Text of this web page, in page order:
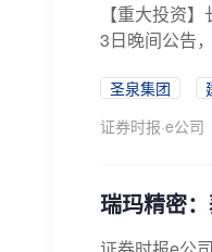
【重大投资
3日晚间公告
圣泉集团
证券时报·e公司
瑞玛精密